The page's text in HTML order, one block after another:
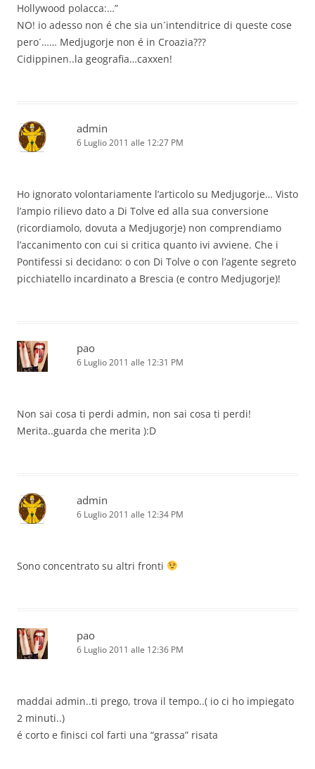
Hollywood polacca:…”
NO! io adesso non é che sia un´intenditrice di queste cose
pero´…… Medjugorje non é in Croazia???
Cidippinen..la geografia…caxxen!
admin
6 Luglio 2011 alle 12:27 PM
Ho ignorato volontariamente l’articolo su Medjugorje… Visto
l’ampio rilievo dato a Di Tolve ed alla sua conversione
(ricordiamolo, dovuta a Medjugorje) non comprendiamo
l’accanimento con cui si critica quanto ivi avviene. Che i
Pontifessi si decidano: o con Di Tolve o con l’agente segreto
picchiatello incardinato a Brescia (e contro Medjugorje)!
pao
6 Luglio 2011 alle 12:31 PM
Non sai cosa ti perdi admin, non sai cosa ti perdi!
Merita..guarda che merita ):D
admin
6 Luglio 2011 alle 12:34 PM
Sono concentrato su altri fronti
pao
6 Luglio 2011 alle 12:36 PM
maddai admin..ti prego, trova il tempo..( io ci ho impiegato
2 minuti..)
é corto e finisci col farti una “grassa” risata